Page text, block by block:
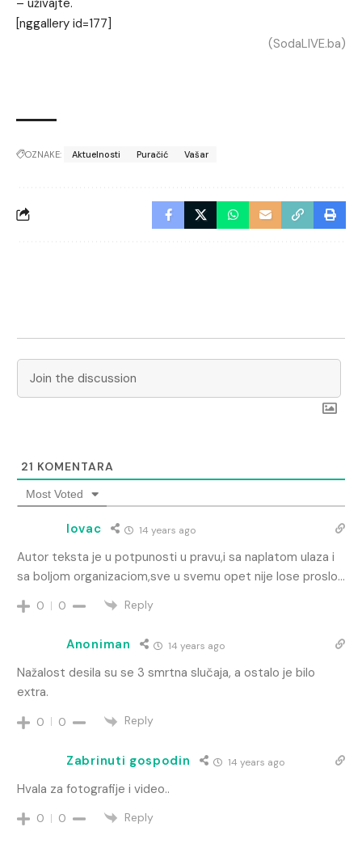
[nggallery id=177]
(SodaLIVE.ba)
OZNAKE: Aktuelnosti Puračić Vašar
21 KOMENTARA
Most Voted
lovac 14 years ago
Autor teksta je u potpunosti u pravu,i sa naplatom ulaza i
sa boljom organizaciom,sve u svemu opet nije lose proslo…
0 0 Reply
Anoniman 14 years ago
Nažalost desila su se 3 smrtna slučaja, a ostalo je bilo
extra.
0 0 Reply
Zabrinuti gospodin 14 years ago
Hvala za fotografije i video..
0 0 Reply